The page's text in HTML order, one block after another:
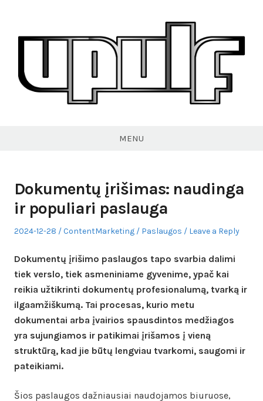
content
MENU
Dokumentų įrišimas: naudinga
ir populiari paslauga
Posted
2024-12-28 Author
ContentMarketing
Posted
Paslaugos Leave a Reply
Dokumentų įrišimo paslaugos tapo svarbia dalimi
tiek verslo, tiek asmeniniame gyvenime, ypač kai
reikia užtikrinti dokumentų profesionalumą, tvarką ir
ilgaamžiškumą. Tai procesas, kurio metu
dokumentai arba įvairios spausdintos medžiagos
yra sujungiamos ir patikimai įrišamos į vieną
struktūrą, kad jie būtų lengviau tvarkomi, saugomi ir
pateikiami.
Šios paslaugos dažniausiai naudojamos biuruose,